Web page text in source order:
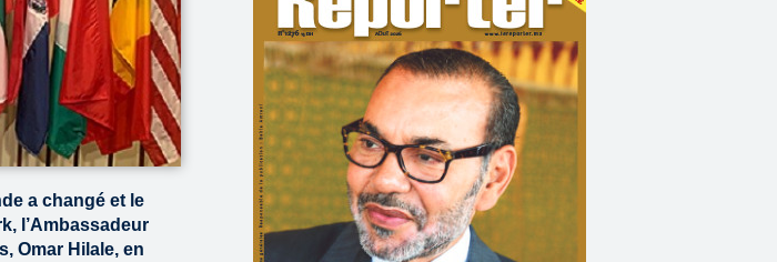
a changé et le
l’Ambassadeur
Omar Hilale, en